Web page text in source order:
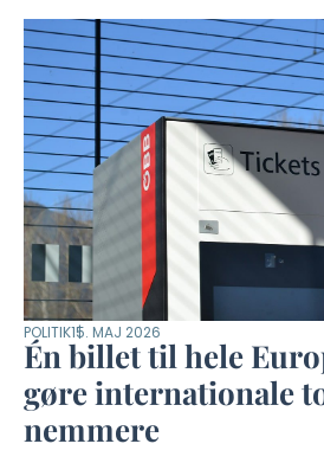
POLITIK15. MAJ 2026
Én billet til hele
gøre internationale
nemmere